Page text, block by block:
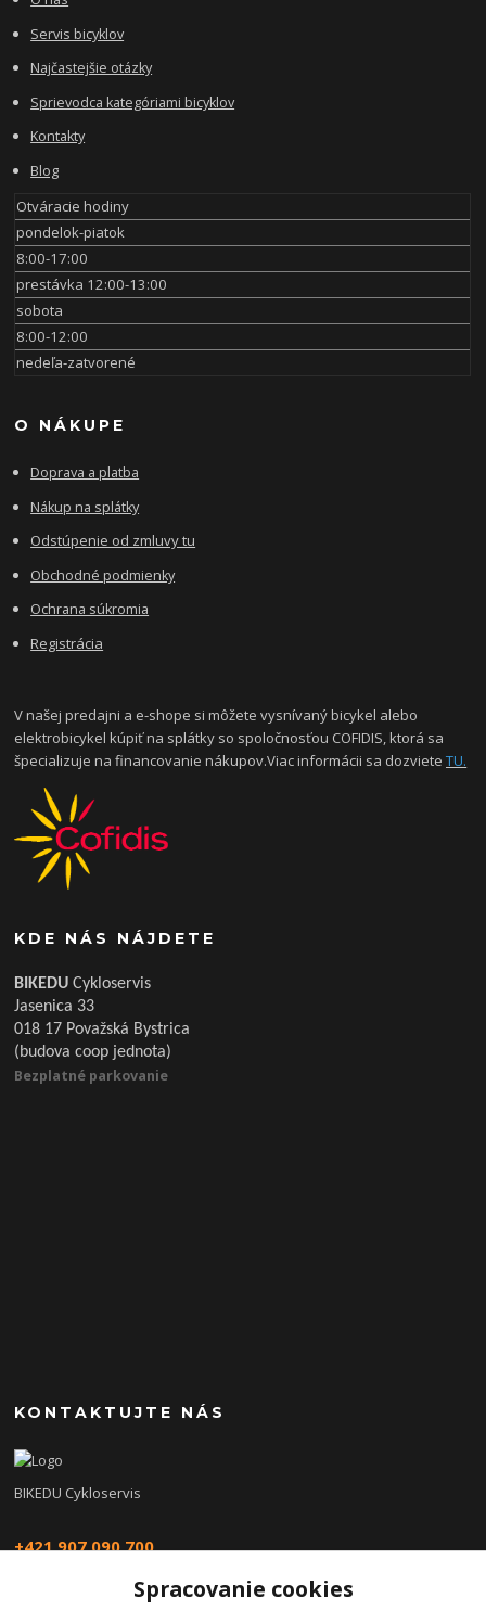
Servis bicyklov
Najčastejšie otázky
Sprievodca kategóriami bicyklov
Kontakty
Blog
Otváracie hodiny
pondelok-piatok
8:00-17:00
prestávka 12:00-13:00
sobota
8:00-12:00
nedeľa-zatvorené
O NÁKUPE
Doprava a platba
Nákup na splátky
Odstúpenie od zmluvy tu
Obchodné podmienky
Ochrana súkromia
Registrácia
V našej predajni a e-shope si môžete vysnívaný bicykel alebo
elektrobicykel kúpiť na splátky so spoločnosťou COFIDIS, ktorá sa
špecializuje na financovanie nákupov.Viac informácii sa dozvieteTU.
KDE NÁS NÁJDETE
BIKEDUCykloservis
Jasenica 33
018 17 Považská Bystrica
(budova coop jednota)
Bezplatné parkovanie
KONTAKTUJTE NÁS
BIKEDU Cykloservis
+421 907 090 700
eshop@bikedu.sk
Spracovanie cookies